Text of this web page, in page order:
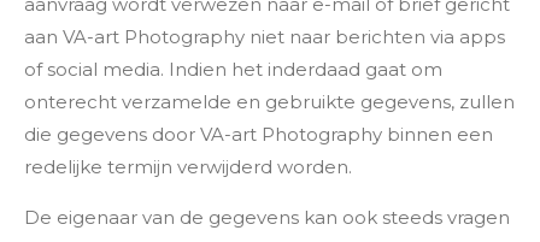
aan VA-art Photography niet naar berichten via apps
of social media. Indien het inderdaad gaat om
onterecht verzamelde en gebruikte gegevens, zullen
die gegevens door VA-art Photography binnen een
redelijke termijn verwijderd worden.
De eigenaar van de gegevens kan ook steeds vragen